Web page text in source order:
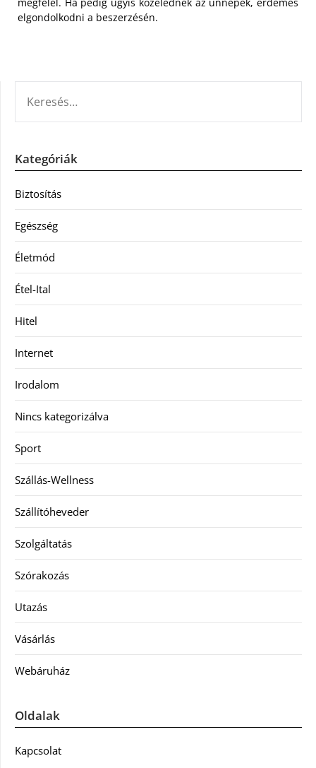
elgondolkodni a beszerzésén.
Kategóriák
Biztosítás
Egészség
Életmód
Étel-Ital
Hitel
Internet
Irodalom
Nincs kategorizálva
Sport
Szállás-Wellness
Szállítóheveder
Szolgáltatás
Szórakozás
Utazás
Vásárlás
Webáruház
Oldalak
Kapcsolat